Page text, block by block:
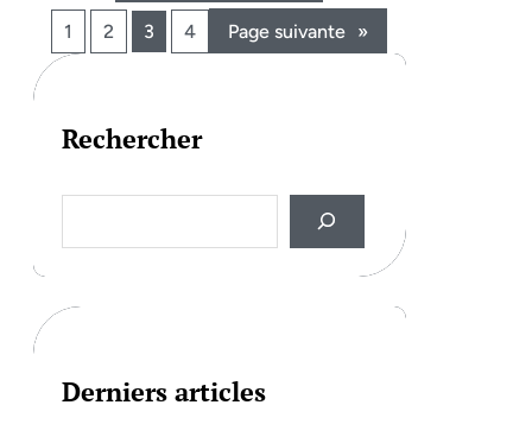
1 2 3 4 Page suivante »
Rechercher
a
h
Derniers articles